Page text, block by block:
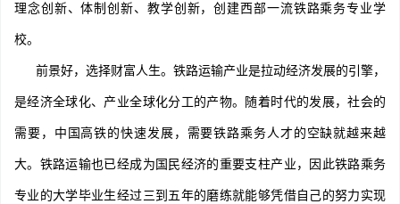
理念创新、体制创新、教学创新，创建西部一流铁路乘务专业学
校。
前景好，选择财富人生。铁路运输产业是拉动经济发展的引擎，
是经济全球化、产业全球化分工的产物。随着时代的发展，社会的
需要，中国高铁的快速发展，需要铁路乘务人才的空缺就越来越
大。铁路运输也已经成为国民经济的重要支柱产业，因此铁路乘务
专业的大学毕业生经过三到五年的磨练就能够凭借自己的努力实现